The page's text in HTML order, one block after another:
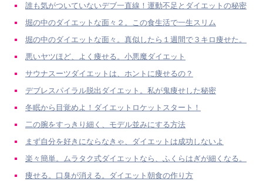
誰も気がついていないデブ一直線！運動不足とダイエットの秘密
堀の中のダイエットな面々２。この食生活で一生スリム
堀の中のダイエットな面々。真似したら１週間で３キロ痩せた。
悪いヤツほど、よく痩せる。小悪魔ダイエット
サウナスーツダイエットは、ホントに痩せるの？
デブレスパイラル脱出ダイエット。私が鬼痩せした秘密
冬眠から目覚めよ！ダイエットロケットスタート！
二の腕をすっきり細く、モデル並みにする方法
まず自分を好きにならなきゃ、ダイエットは成功しないよ
楽々簡単。ムラタク式ダイエットなら、ふくらはぎが細くなる。
痩せる。口臭が消える。ダイエット朝食の作り方